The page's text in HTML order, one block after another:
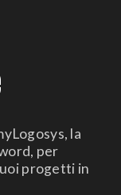
la
per
progetti in